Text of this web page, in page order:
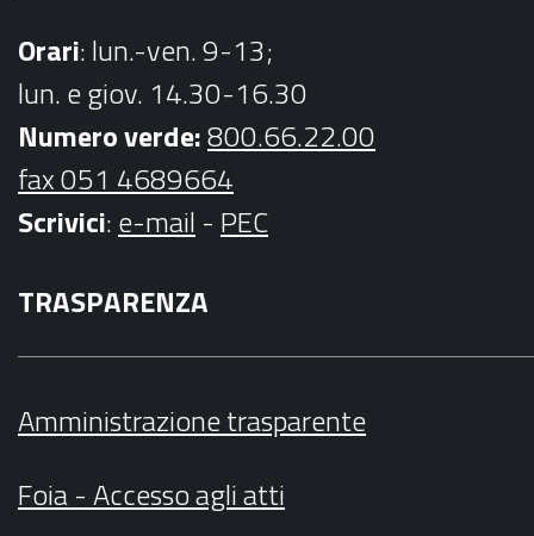
Orari: lun.-ven. 9-13;
lun. e giov. 14.30-16.30
Numero verde:800.66.22.00
fax 051 4689664
Scrivici:e-mail - PEC
TRASPARENZA
Amministrazione trasparente
Foia - Accesso agli atti